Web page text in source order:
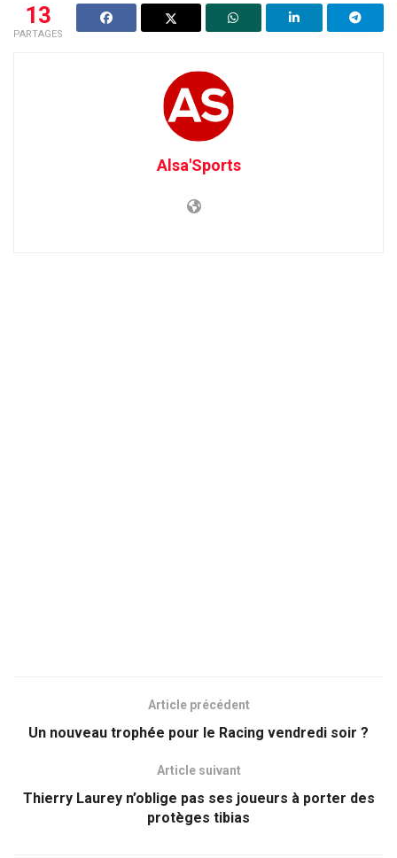
13
PARTAGES
Alsa'Sports
Article précédent
Un nouveau trophée pour le Racing vendredi soir ?
Article suivant
Thierry Laurey n’oblige pas ses joueurs à porter des
protèges tibias